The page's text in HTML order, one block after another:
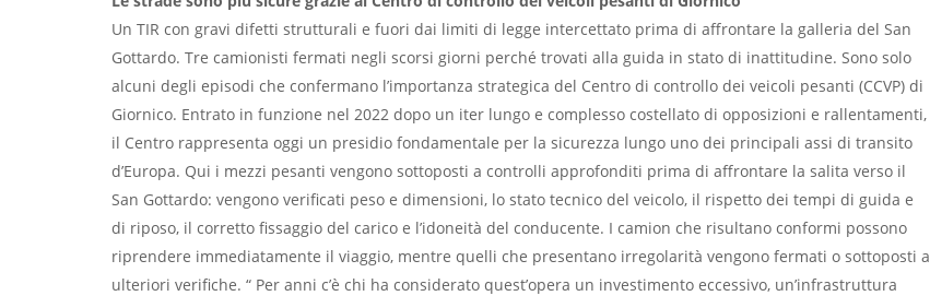
Un TIR con gravi difetti strutturali e fuori dai limiti di legge intercettato prima di affrontare la galleria del San
Gottardo. Tre camionisti fermati negli scorsi giorni perché trovati alla guida in stato di inattitudine. Sono solo
alcuni degli episodi che confermano l’importanza strategica del Centro di controllo dei veicoli pesanti (CCVP) di
Giornico. Entrato in funzione nel 2022 dopo un iter lungo e complesso costellato di opposizioni e rallentamenti,
il Centro rappresenta oggi un presidio fondamentale per la sicurezza lungo uno dei principali assi di transito
d’Europa. Qui i mezzi pesanti vengono sottoposti a controlli approfonditi prima di affrontare la salita verso il
San Gottardo: vengono verificati peso e dimensioni, lo stato tecnico del veicolo, il rispetto dei tempi di guida e
di riposo, il corretto fissaggio del carico e l’idoneità del conducente. I camion che risultano conformi possono
riprendere immediatamente il viaggio, mentre quelli che presentano irregolarità vengono fermati o sottoposti a
ulteriori verifiche. “ Per anni c’è chi ha considerato quest’opera un investimento eccessivo, un’infrastruttura